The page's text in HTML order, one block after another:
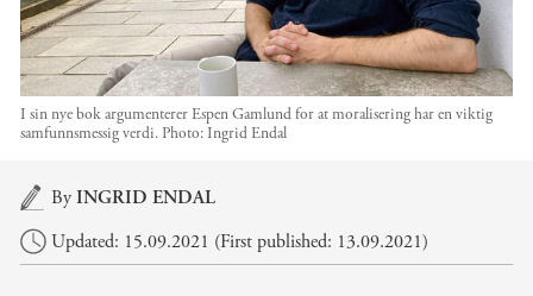
I sin nye bok argumenterer Espen Gamlund for at moralisering har en viktig
samfunnsmessig verdi. Photo:Ingrid Endal
Main content
ByINGRID ENDAL
Updated: 15.09.2021 (First published: 13.09.2021)